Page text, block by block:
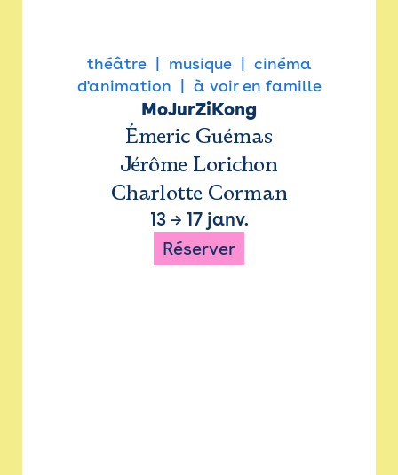
théâtre musique
cinéma
d'animation
à voir en famille
MoJurZiKong
Émeric Guémas
Jérôme Lorichon
Charlotte Corman
13→ 17 janv.
Réserver